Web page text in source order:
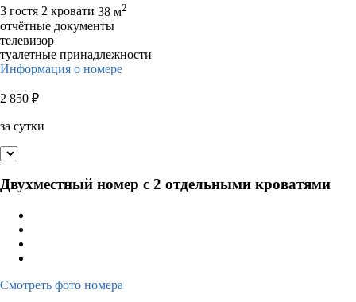
3 гостя 2 кровати 38 м2
отчётные документы
телевизор
туалетные принадлежности
Информация о номере
2 850 ₽
за сутки
Двухместный номер с 2 отдельными кроватями
Смотреть фото номера